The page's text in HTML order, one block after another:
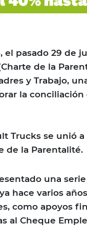
pasado 29 de
de la
y Trabajo,
la
Trucks se unió
de la Parentalité.
una
hace varios
como apoyos
al Cheque